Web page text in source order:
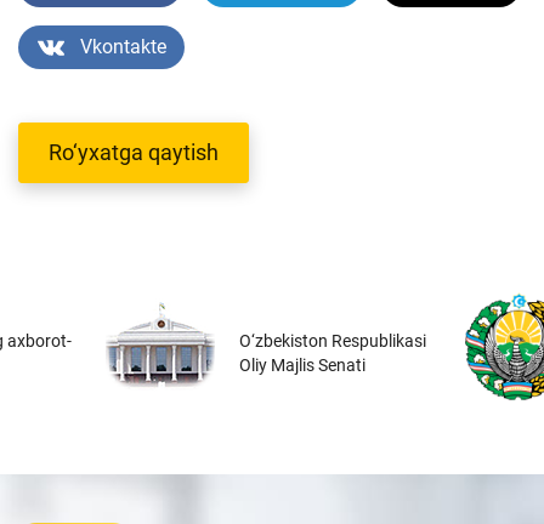
Vkontakte
Ro‘yxatga qaytish
axborot-
O‘zbekiston Respublikasi
Oliy Majlis Senati